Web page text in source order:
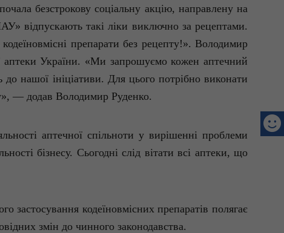
безстрокову соціальну акцію, направлену на
відпускають такі ліки виключно за рецептами.
кодеїновмісні препарати без рецепту!». Володимир
аптеки України. «Ми запрошуємо кожен аптечний
нашої ініціативи. Для цього потрібно виконати
— додав Володимир Руденко.
аптечної спільноти у вирішенні проблеми
бізнесу. Сьогодні слід вітати всі аптеки, що
застосування кодеїновміснихпрепаратів полягає
змін до чинного законодавства.